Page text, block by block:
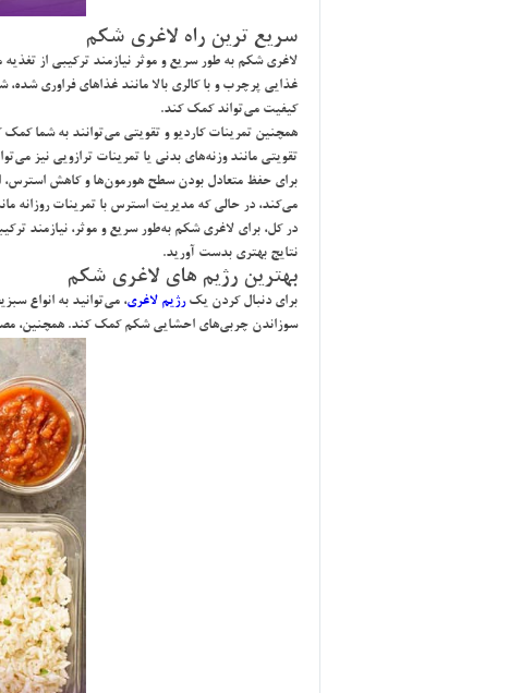
سريع ترين راه لاغري شكم
لاغري شكم به طور سريع و موثر نيازمند تركيبي از
غذايي پرچرب و با كالري بالا مانند غذاهاي فراوري
كيفيت مي‌تواند كمك كند.
همچنين تمرينات كارديو و تقويتي مي‌توانند به شما
تقويتي مانند وزنه‌هاي بدني يا تمرينات ترازويي نيز
براي حفظ متعادل بودن سطح هورمون‌ها و كاهش
مي‌كند، در حالي كه مديريت استرس با تمرينات روزانه
در كل، براي لاغري شكم به‌طور سريع و موثر، نيازمند
نتايج بهتري بدست آوريد.
بهترين رژيم هاي لاغري شكم
براي دنبال كردن يكرژيم لاغري، مي‌توانيد به انواع
سوزاندن چربي‌هاي احشايي شكم كمك كند. همچنين، مصرف